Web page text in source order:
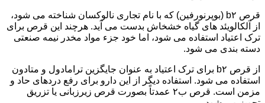
قرص b۲ (بوپرنورفین) که با نام تجاری نالوکسان شناخته می شود،
از آلکالویئد های گیاه خشخاش بدست می آید. هرچند این قرص برای
ترک اعتیاد استفاده می شود، اما خود جزء مواد مخدر نیمه صنعتی
دسته بندی می شود.
از قرص b۲ برای ترک اعتیاد به عنوان جایگزین ترامادول و متادون
استفاده می شود. استفاده دیگر از این دارو برای رفع دردهای حاد و
مزمن است. قرص ب۲ عمدتاً بصورت قرص زیرزبانی یا تزریق